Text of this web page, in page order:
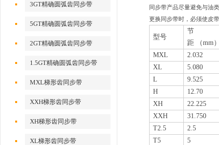
3GT精确圆弧齿同步带
5GT精确圆弧齿同步带
2GT精确圆弧齿同步带
1.5GT精确圆弧齿同步带
MXL梯形齿同步带
XXH梯形齿同步带
XH梯形齿同步带
XL梯形齿同步带
同步带产品尽量避免与油
更换同步带时，必须使皮
型号
节
距
（mm
MXL
2.032
XL
5.080
L
9.525
H
12.70
XH
22.225
XXH
31.750
T2.5
2.5
T5
5